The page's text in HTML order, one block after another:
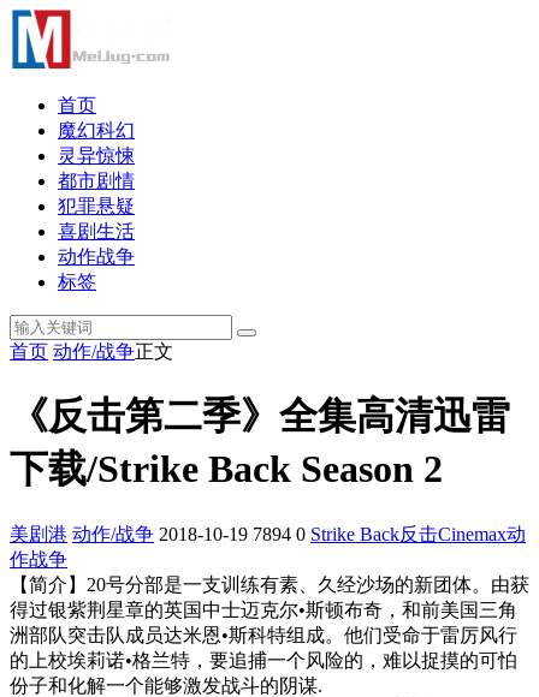
首页
魔幻科幻
灵异惊悚
都市剧情
犯罪悬疑
喜剧生活
动作战争
标签
首页 动作/战争正文
《反击第二季》全集高清迅雷
下载/Strike Back Season 2
美剧港 动作/战争 2018-10-19 7894 0 Strike Back反击Cinemax动
作战争
【简介】20号分部是一支训练有素、久经沙场的新团体。由获
得过银紫荆星章的英国中士迈克尔•斯顿布奇，和前美国三角
洲部队突击队成员达米恩•斯科特组成。他们受命于雷厉风行
的上校埃莉诺•格兰特，要追捕一个风险的，难以捉摸的可怕
份子和化解一个能够激发战斗的阴谋.